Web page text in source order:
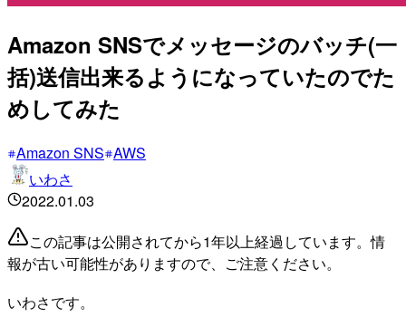
Amazon SNSでメッセージのバッチ(一
括)送信出来るようになっていたのでた
めしてみた
Amazon SNS AWS
いわさ
2022.01.03
この記事は公開されてから1年以上経過しています。情
報が古い可能性がありますので、ご注意ください。
いわさです。